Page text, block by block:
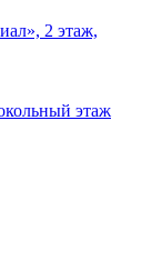
2 этаж,
этаж